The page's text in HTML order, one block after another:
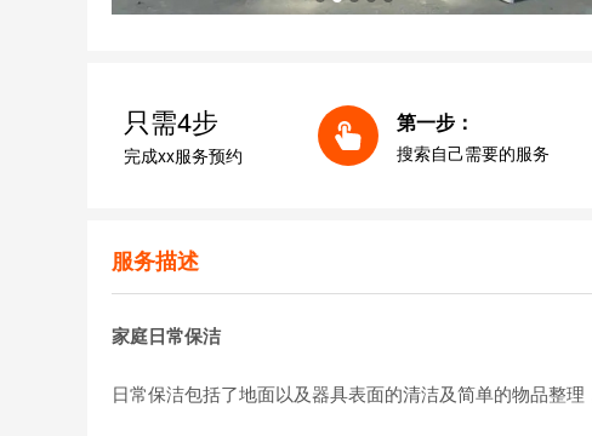
只需4步
完成xx服务预约
第一步：
搜索自己需要的服务
服务描述
家庭日常保洁
日常保洁包括了地面以及器具表面的清洁及简单的物品整